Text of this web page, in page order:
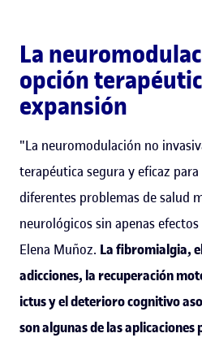
La
opción
expansión
"La neuromodulación no
terapéutica segura y eficaz
diferentes problemas de salud
neurológicos sin apenas
Elena Muñoz. La fibromialgia,
adicciones, la recuperación
ictus y el deterioro cognitivo
son algunas de las aplicaciones